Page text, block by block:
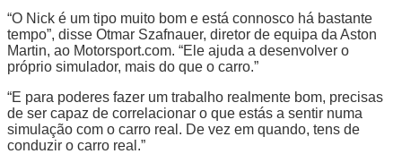
“O Nick é um tipo muito bom e está connosco há bastante
tempo”, disse Otmar Szafnauer, diretor de equipa da Aston
Martin, ao Motorsport.com. “Ele ajuda a desenvolver o
próprio simulador, mais do que o carro.”
“E para poderes fazer um trabalho realmente bom, precisas
de ser capaz de correlacionar o que estás a sentir numa
simulação com o carro real. De vez em quando, tens de
conduzir o carro real.”